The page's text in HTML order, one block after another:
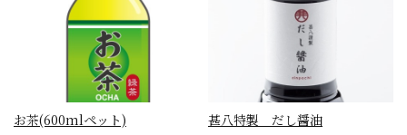
お茶(600mlペット) 甚八特製 だし醤油